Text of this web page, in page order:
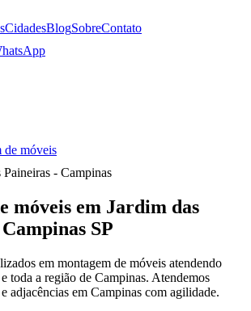
CidadesBlogSobreContato
de móveis
Paineiras - Campinas
móveis em Jardim das
Campinas SP
em montagem de móveis atendendo
e toda a região de Campinas. Atendemos
adjacências em Campinas com agilidade.